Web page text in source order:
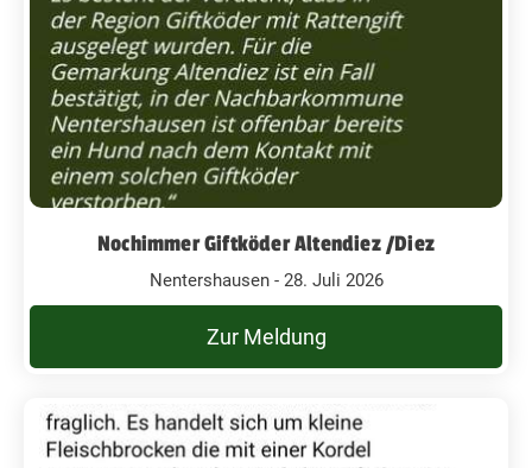
Nochimmer Giftköder Altendiez /Diez
Nentershausen - 28. Juli 2026
Zur Meldung